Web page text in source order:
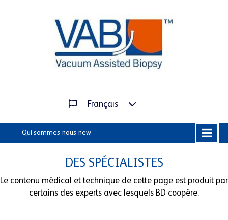
Français
DES SPÉCIALISTES
Le contenu médical et technique de cette page est produit par
certains des experts avec lesquels BD coopère.